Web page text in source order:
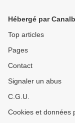
Hébergé par
Top articles
Pages
Contact
Signaler un abus
C.G.U.
Cookies et données